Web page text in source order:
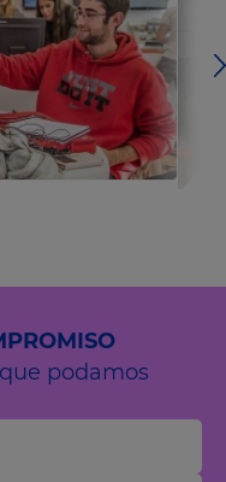
podamos